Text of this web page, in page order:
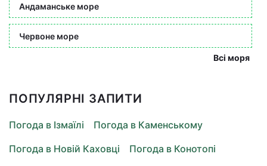
Андаманське море
Червоне море
Всі моря
ПОПУЛЯРНІ ЗАПИТИ
Погода в Ізмаїлі
Погода в Каменському
Погода в Новій Каховці
Погода в Конотопі